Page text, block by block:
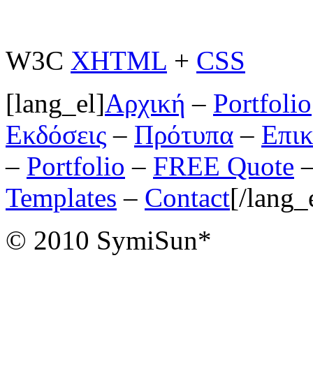
W3C XHTML + CSS
[lang_el]Αρχική – Portfolio
Εκδόσεις – Πρότυπα –
– Portfolio – FREE Quote
Templates – Contact[/
© 2010 SymiSun*